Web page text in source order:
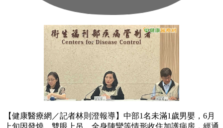
【健康醫療網／記者林則澄報導】中部1名未滿1歲男嬰，6月